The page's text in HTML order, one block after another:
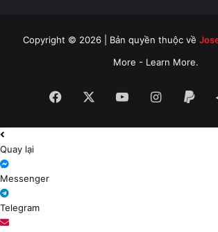
Copyright © 2026 | Bản quyền thuộc về
More - Learn More.
Facebook YouTube
Quay lại
Messenger
Telegram